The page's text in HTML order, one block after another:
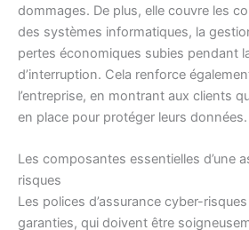
dommages. De plus, elle couvre les
des systèmes informatiques, la
pertes économiques subies pendant
d’interruption. Cela renforce
l’entreprise, en montrant aux clients
en place pour protéger leurs données.
Les composantes essentielles d’une
risques
Les polices d’assurance cyber-
garanties, qui doivent être